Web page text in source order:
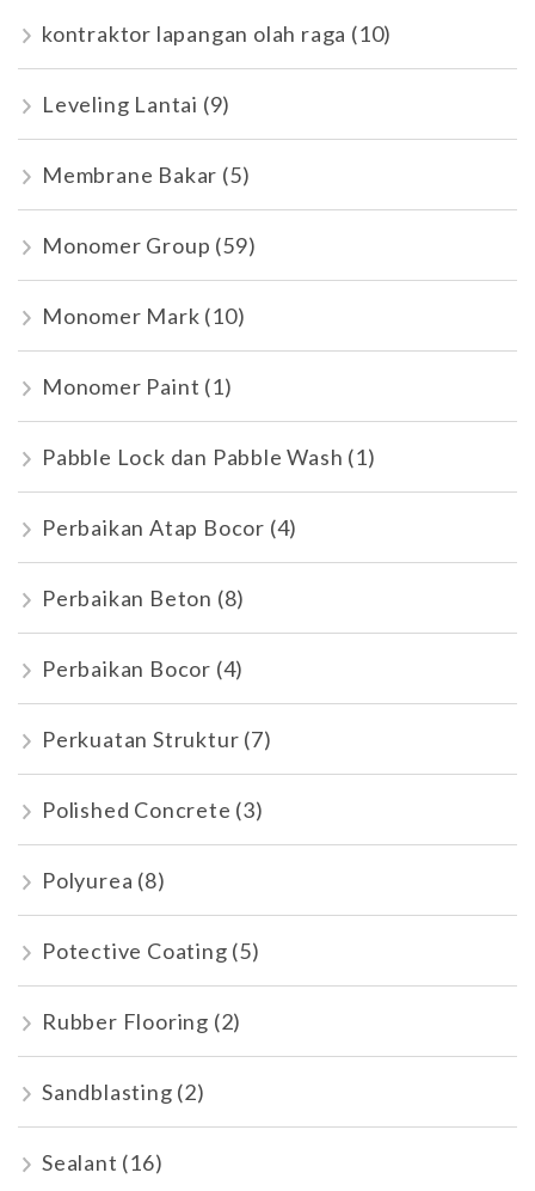
kontraktor lapangan olah raga (10)
Leveling Lantai (9)
Membrane Bakar (5)
Monomer Group (59)
Monomer Mark (10)
Monomer Paint (1)
Pabble Lock dan Pabble Wash (1)
Perbaikan Atap Bocor (4)
Perbaikan Beton (8)
Perbaikan Bocor (4)
Perkuatan Struktur (7)
Polished Concrete (3)
Polyurea (8)
Potective Coating (5)
Rubber Flooring (2)
Sandblasting (2)
Sealant (16)